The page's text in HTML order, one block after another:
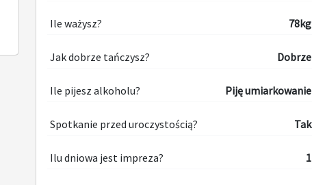
Ile ważysz? 78kg
Jak dobrze tańczysz? Dobrze
Ile pijesz alkoholu? Piję umiarkowanie
Spotkanie przed uroczystością? Tak
Ilu dniowa jest impreza? 1